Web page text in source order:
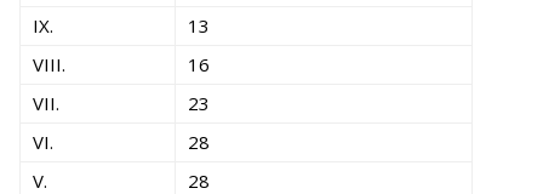
IX.
13
VIII.
16
VII.
23
VI.
28
V.
28